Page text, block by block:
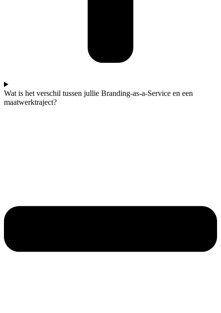
Wat is het verschil tussen jullie Branding-as-a-Service en een
maatwerktraject?